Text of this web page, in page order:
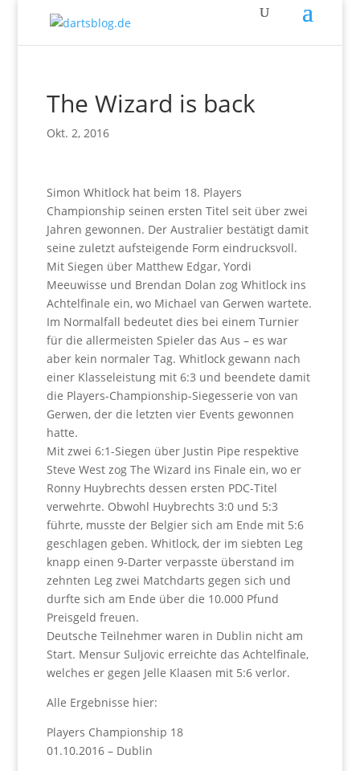
The Wizard is back
Okt. 2, 2016
Simon Whitlock hat beim 18. Players
Championship seinen ersten Titel seit über zwei
Jahren gewonnen. Der Australier bestätigt damit
seine zuletzt aufsteigende Form eindrucksvoll.
Mit Siegen über Matthew Edgar, Yordi
Meeuwisse und Brendan Dolan zog Whitlock ins
Achtelfinale ein, wo Michael van Gerwen wartete.
Im Normalfall bedeutet dies bei einem Turnier
für die allermeisten Spieler das Aus – es war
aber kein normaler Tag. Whitlock gewann nach
einer Klasseleistung mit 6:3 und beendete damit
die Players-Championship-Siegesserie von van
Gerwen, der die letzten vier Events gewonnen
hatte.
Mit zwei 6:1-Siegen über Justin Pipe respektive
Steve West zog The Wizard ins Finale ein, wo er
Ronny Huybrechts dessen ersten PDC-Titel
verwehrte. Obwohl Huybrechts 3:0 und 5:3
führte, musste der Belgier sich am Ende mit 5:6
geschlagen geben. Whitlock, der im siebten Leg
knapp einen 9-Darter verpasste überstand im
zehnten Leg zwei Matchdarts gegen sich und
durfte sich am Ende über die 10.000 Pfund
Preisgeld freuen.
Deutsche Teilnehmer waren in Dublin nicht am
Start. Mensur Suljovic erreichte das Achtelfinale,
welches er gegen Jelle Klaasen mit 5:6 verlor.
Alle Ergebnisse hier:
Players Championship 18
01.10.2016 – Dublin